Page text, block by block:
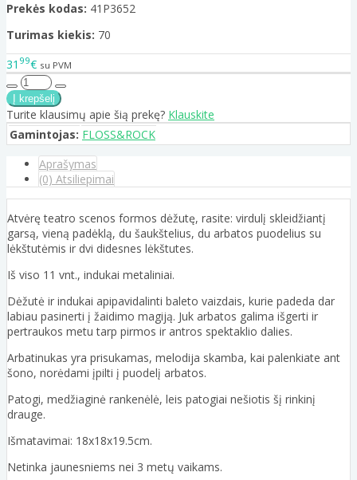
Prekės kodas: 41P3652
Turimas kiekis: 70
31 99€ su PVM
Turite klausimų apie šią prekę? Klauskite
Gamintojas: FLOSS&ROCK
Aprašymas
(0) Atsiliepimai
Atvėrę teatro scenos formos dėžutę, rasite: virdulį skleidžiantį
garsą, vieną padėklą, du šaukštelius, du arbatos puodelius su
lėkštutėmis ir dvi didesnes lėkštutes.
Iš viso 11 vnt., indukai metaliniai.
Dėžutė ir indukai apipavidalinti baleto vaizdais, kurie padeda dar
labiau pasinerti į žaidimo magiją. Juk arbatos galima išgerti ir
pertraukos metu tarp pirmos ir antros spektaklio dalies.
Arbatinukas yra prisukamas, melodija skamba, kai palenkiate ant
šono, norėdami įpilti į puodelį arbatos.
Patogi, medžiaginė rankenėlė, leis patogiai nešiotis šį rinkinį
drauge.
Išmatavimai: 18x18x19.5cm.
Netinka jaunesniems nei 3 metų vaikams.